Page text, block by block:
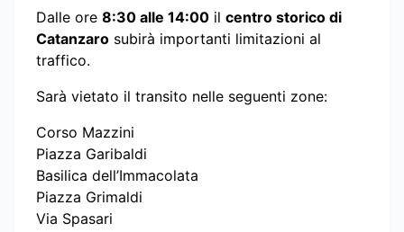
Dalle ore 8:30 alle 14:00 il centro storico di
Catanzaro subirà importanti limitazioni al
traffico.
Sarà vietato il transito nelle seguenti zone:
Corso Mazzini
Piazza Garibaldi
Basilica dell’Immacolata
Piazza Grimaldi
Via Spasari